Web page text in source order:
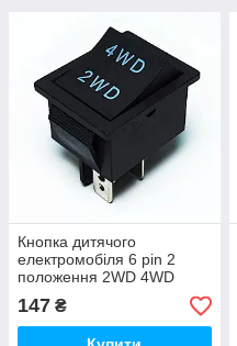
Кнопка дитячого
електромобіля 6 pin 2
положення 2WD 4WD
147 ₴